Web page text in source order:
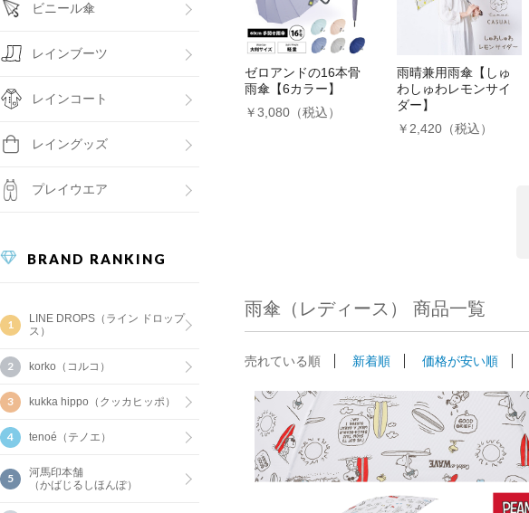
ビニール傘
レインブーツ
レインコート
レイングッズ
プレイウエア
BRAND RANKING
LINE DROPS（ライン ドロップ
ス）
korko（コルコ）
kukka hippo（クッカヒッポ）
tenoé（テノエ）
河馬印本舗
（かばじるしほんぽ）
ゼロアンドの16本骨
雨傘【6カラー】
￥3,080（税込）
雨晴兼用雨傘【しゅ
わしゅわレモンサイ
ダー】
￥2,420（税込）
雨傘（レディース） 商品一覧
売れている順 新着順 価格が安い順